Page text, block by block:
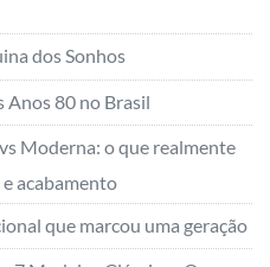
dos Sonhos
Anos 80 no Brasil
Moderna: o que realmente
acabamento
que marcou uma geração